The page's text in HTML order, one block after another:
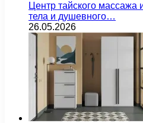
Центр тайского
тела и душевного…
26.05.2026